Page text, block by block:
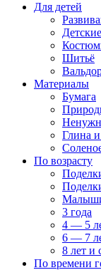
Для детей
Шитьё
Материалы
Бумага
Глина
По возрасту
3 года
4 — 5
6 — 7
8 лет и
По времени